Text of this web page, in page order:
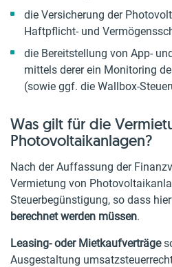
die Versicherung der
Haftpflicht- und
die Bereitstellung von App-
mittels derer ein Monitoring
(sowie ggf. die Wallbox-
Was gilt für die
Photovoltaikanlagen?
Nach der Auffassung der
Vermietung von
Steuerbegünstigung, so dass
berechnet werden müssen.
Leasing- oder Mietkaufverträge
Ausgestaltung